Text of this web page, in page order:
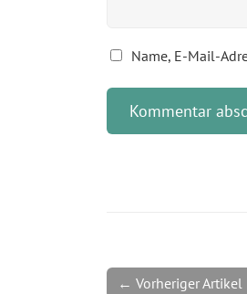
Name, E-Mail-
← Vorheriger Artikel